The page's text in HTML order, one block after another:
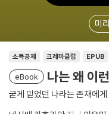
미
소득공제 크레마클럽 EPUB
eBook 나는 왜 이
굳게 믿었던 나라는 존재에